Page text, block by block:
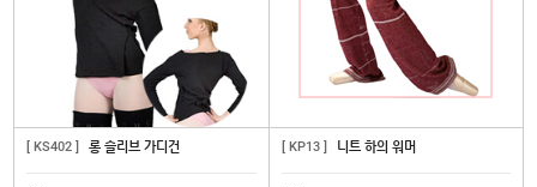
[ KS402 ] 롱 슬리브 가디건 [ KP13 ] 니트 하의 워머